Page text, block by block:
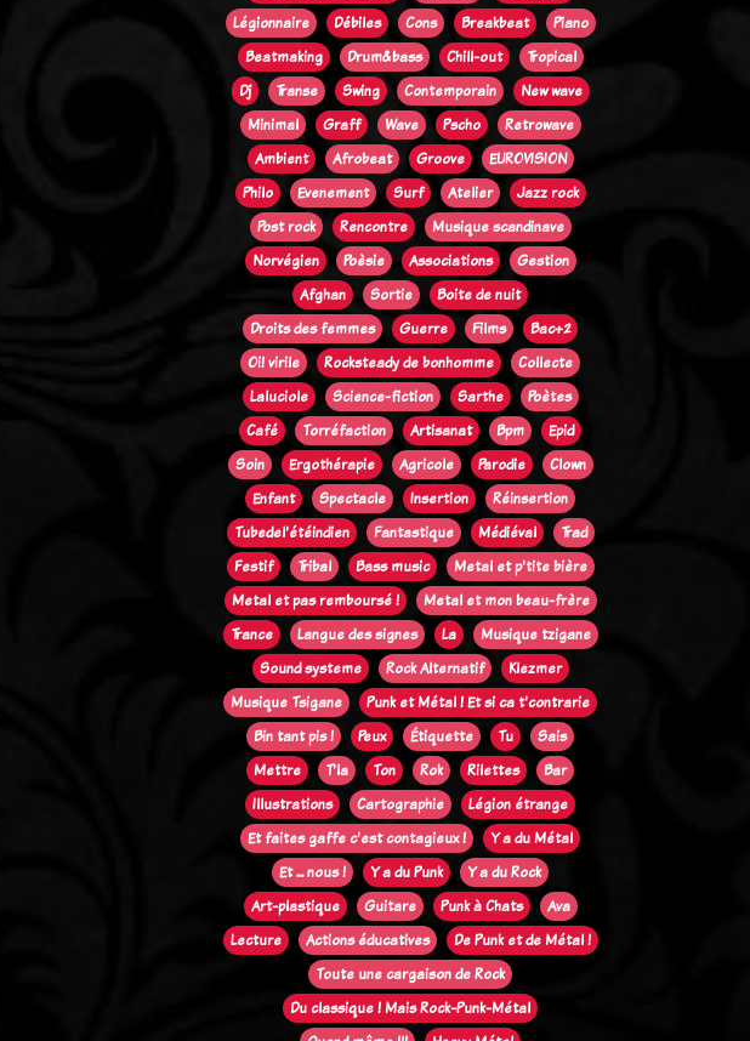
Légionnaire
Débiles Cons Breakbeat
Piano
Beatmaking
Drum&bass Chill-out
Tropical
Dj
Transe Swing Contemporain
New wave
Minimal
Graff Wave Pscho
Retrowave
Ambient
Afrobeat Groove
EUROVISION
Philo
Evenement Surf Atelier
Jazz rock
Post rock
Rencontre
Musique scandinave
Norvégien
Poèsie Associations
Gestion
Afghan
Sortie
Boite de nuit
Droits des femmes
Guerre Films
Bac+2
Oi! virile
Rocksteady de bonhomme
Collecte
Laluciole
Science-fiction Sarthe
Poètes
Café
Torréfaction Artisanat Bpm
Epid
Soin
Ergothérapie Agricole Parodie
Clown
Enfant
Spectacle Insertion
Réinsertion
Tubedel'étéindien
Fantastique Médiéval
Trad
Festif
Tribal Bass music
Metal et p'tite bière
Metal et pas remboursé !
Metal et mon beau-frère
Trance
Langue des signes La
Musique tzigane
Sound systeme
Rock Alternatif
Klezmer
Musique Tsigane
Punk et Métal ! Et si ca t'contrarie
Bin tant pis !
Peux Étiquette Tu
Sais
Mettre
T'la Ton Rok Rilettes
Bar
Illustrations
Cartographie
Légion étrange
Et faites gaffe c'est contagieux !
Y a du Métal
Et ... nous !
Y a du Punk
Y a du Rock
Art-plastique
Guitare Punk à Chats
Ava
Lecture
Actions éducatives
De Punk et de Métal !
Toute une cargaison de Rock
Du classique ! Mais Rock-Punk-Métal